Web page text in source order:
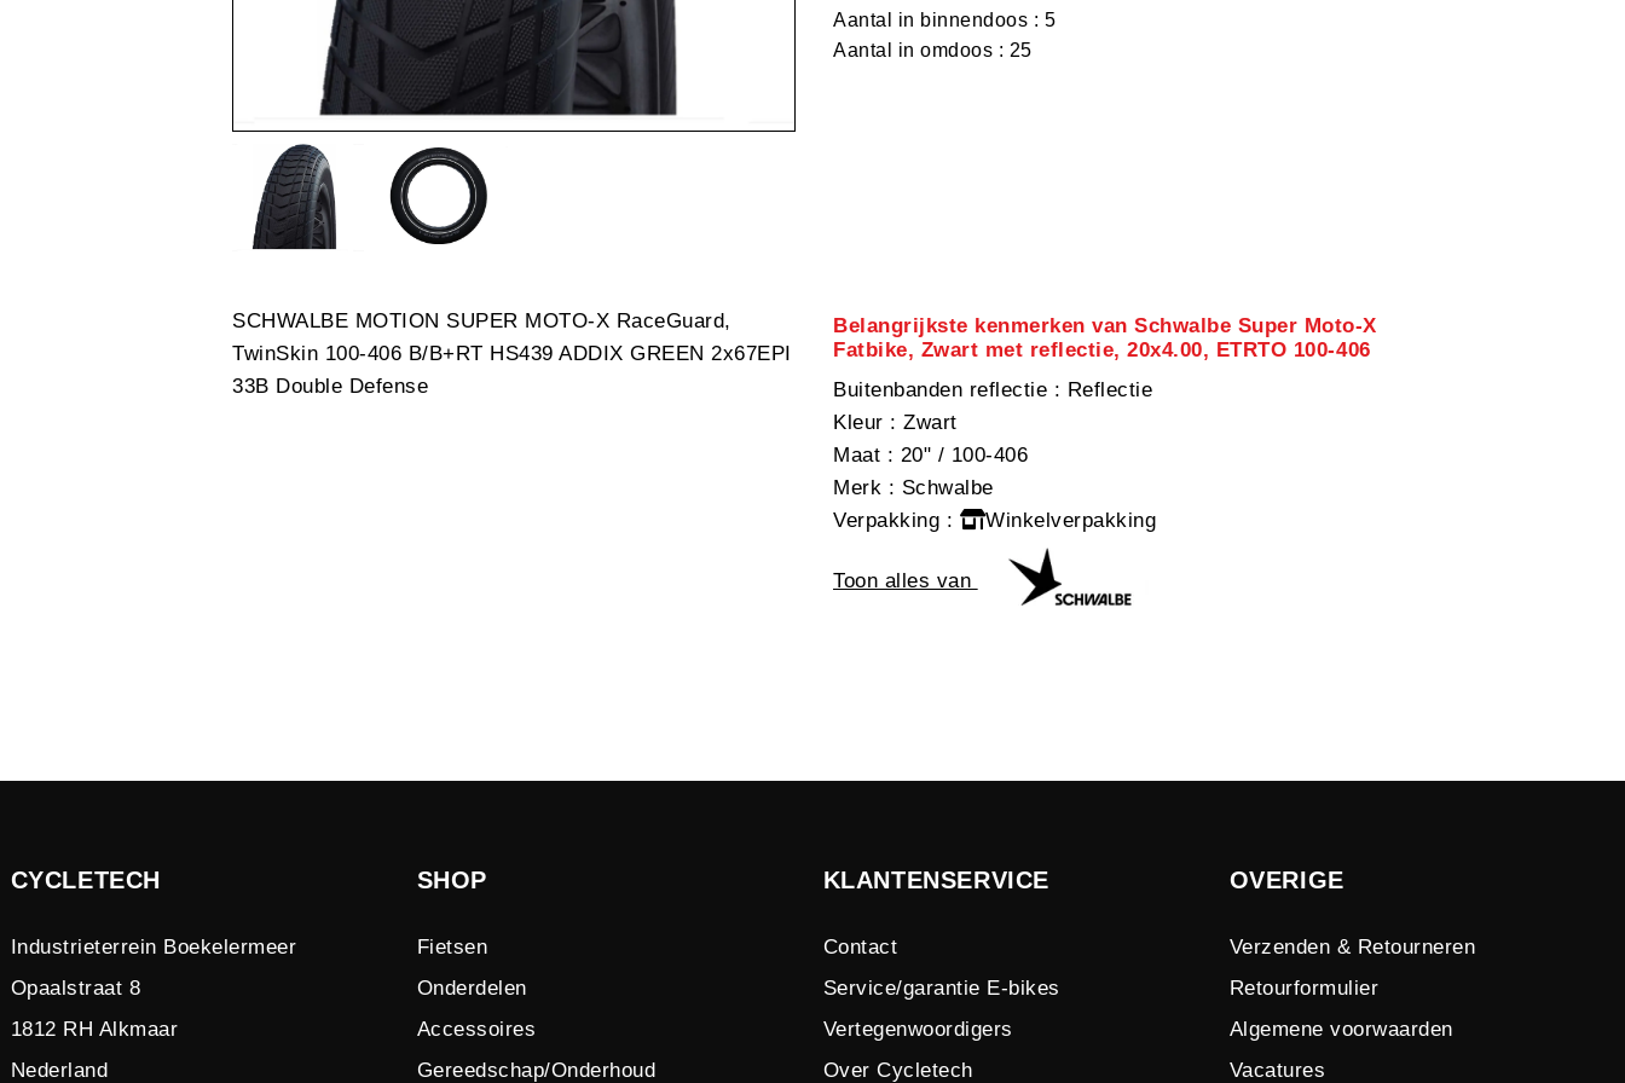
Aantal in binnendoos : 5
Aantal in omdoos : 25
SCHWALBE MOTION SUPER MOTO-X RaceGuard,
TwinSkin 100-406 B/B+RT HS439 ADDIX GREEN 2x67EPI
33B Double Defense
Belangrijkste kenmerken van Schwalbe Super Moto-X
Fatbike, Zwart met reflectie, 20x4.00, ETRTO 100-406
Buitenbanden reflectie : Reflectie
Kleur : Zwart
Maat : 20" / 100-406
Merk : Schwalbe
Verpakking : Winkelverpakking
Toon alles van
CYCLETECH
Industrieterrein Boekelermeer
Opaalstraat 8
1812 RH Alkmaar
Nederland
SHOP
Fietsen
Onderdelen
Accessoires
Gereedschap/Onderhoud
KLANTENSERVICE
Contact
Service/garantie E-bikes
Vertegenwoordigers
Over Cycletech
OVERIGE
Verzenden & Retourneren
Retourformulier
Algemene voorwaarden
Vacatures